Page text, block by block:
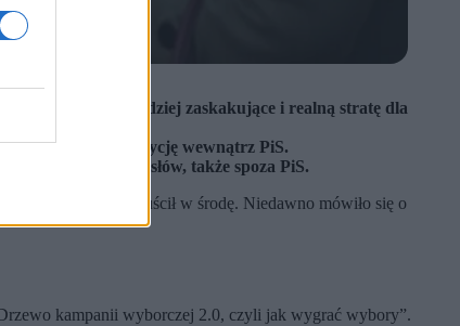
ocenia jako bardziej zaskakujące i realną stratę dla
wyjątkową pozycję wewnątrz PiS.
transferów posłów, także spoza PiS.
który klub opuścił w środę. Niedawno mówiło się o
kampanii wyborczej 2.0, czyli jak wygrać wybory”.